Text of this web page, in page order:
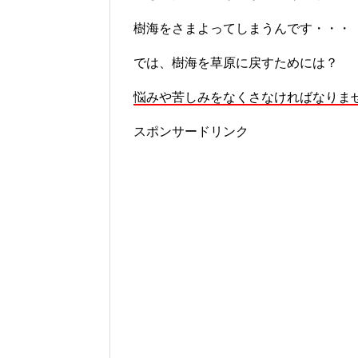
樹海をさまよってしまうんです・・・
では、樹海を草原に戻すためには？
悩みや苦しみをなくさなければなりま
スポンサードリンク